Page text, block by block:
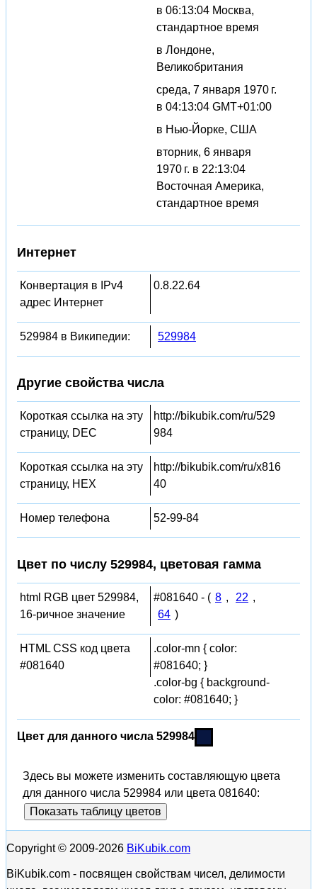
в 06:13:04 Москва,
стандартное время
в Лондоне,
Великобритания
среда, 7 января 1970 г.
в 04:13:04 GMT+01:00
в Нью-Йорке, США
вторник, 6 января
1970 г. в 22:13:04
Восточная Америка,
стандартное время
Интернет
Конвертация в IPv4
адрес Интернет
0.8.22.64
529984 в Википедии: 529984
Другие свойства числа
Короткая ссылка на эту
страницу, DEC
http://bikubik.com/ru/529
984
Короткая ссылка на эту
страницу, HEX
http://bikubik.com/ru/x816
40
Номер телефона 52-99-84
Цвет по числу 529984, цветовая гамма
html RGB цвет 529984,
16-ричное значение
#081640 - ( 8 , 22 ,
64 )
HTML CSS код цвета
#081640
.color-mn { color:
#081640; }
.color-bg { background-
color: #081640; }
Цвет для данного числа 529984
Здесь вы можете изменить составляющую цвета
для данного числа 529984 или цвета 081640:
Показать таблицу цветов
Copyright © 2009-2026 BiKubik.com
BiKubik.com - посвящен свойствам чисел, делимости